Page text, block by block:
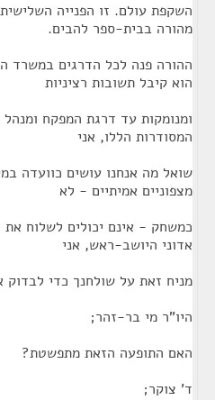
השקפת עולם. זו הפנייה
מהורה בבית-ספר להבים.
ההורה פנה לכל הדרגים במשרד
הוא קיבל תשובות רציניות
ומנומקות עד דרגת המפקח
המסודרות הללו, אני
שואל מה אנחנו עושים כוועדה
מצפוניים אמיתיים - לא
כמשחק - אינם יכולים לשלוח את
אדוני היושב-ראש, אני
מניח זאת על שולחנך כדי לבדוק
היו"ר מי בר-זהר;
האם התופעה הזאת מתפשטת?
ד' צוקר;